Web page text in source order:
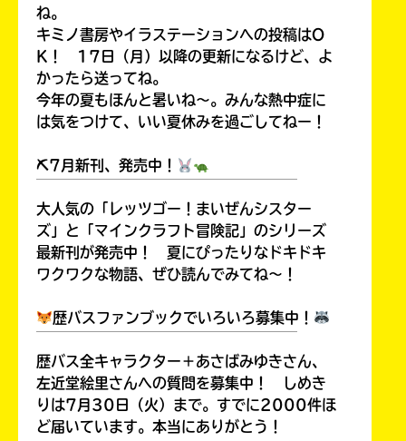
ね。
キミノ書房やイラステーションへの投稿はO
K！ 17日（月）以降の更新になるけど、よ
かったら送ってね。
今年の夏もほんと暑いね～。みんな熱中症に
は気をつけて、いい夏休みを過ごしてねー！
⛏7月新刊、発売中！
大人気の「レッツゴー！まいぜんシスター
ズ」と「マインクラフト冒険記」のシリーズ
最新刊が発売中！ 夏にぴったりなドキドキ
ワクワクな物語、ぜひ読んでみてね～！
歴バスファンブックでいろいろ募集中！
歴バス全キャラクター＋あさばみゆきさん、
左近堂絵里さんへの質問を募集中！ しめき
りは7月30日（火）まで。すでに2000件ほ
ど届いています。本当にありがとう！